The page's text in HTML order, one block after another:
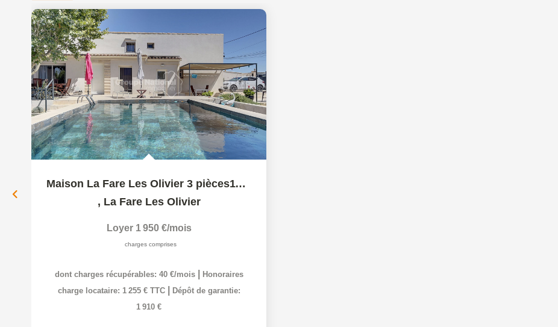
Maison La Fare Les Olivier 3 pièces113.02 m2
, La Fare Les Olivier
Loyer 1 950 €/mois
charges comprises
dont charges récupérables: 40 €/mois
Honoraires
charge locataire: 1 255 € TTC
Dépôt de garantie:
1 910 €